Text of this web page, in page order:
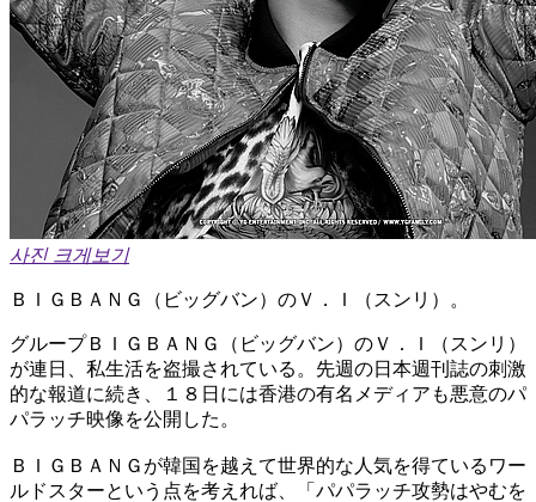
사진 크게보기
ＢＩＧＢＡＮＧ（ビッグバン）のＶ．Ｉ（スンリ）。
グループＢＩＧＢＡＮＧ（ビッグバン）のＶ．Ｉ（スンリ）
が連日、私生活を盗撮されている。先週の日本週刊誌の刺激
的な報道に続き、１８日には香港の有名メディアも悪意のパ
パラッチ映像を公開した。
ＢＩＧＢＡＮＧが韓国を越えて世界的な人気を得ているワー
ルドスターという点を考えれば、「パパラッチ攻勢はやむを